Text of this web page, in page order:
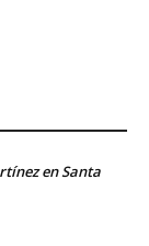
en Santa